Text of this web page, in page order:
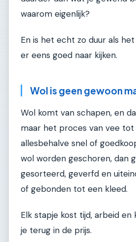
waarom eigenlijk?
En is het echt zo duur als
er eens goed naar kijken.
Wol is geen gewoon
Wol komt van schapen, en
maar het proces van vee tot
allesbehalve snel of
wol worden geschoren, dan
gesorteerd, geverfd en
of gebonden tot een kleed.
Elk stapje kost tijd, arbeid en
je terug in de prijs.